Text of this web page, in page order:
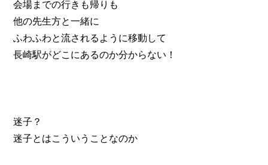
会場までの行きも帰りも
他の先生方と一緒に
ふわふわと流されるように移動して
長崎駅がどこにあるのか分からない！
迷子？
迷子とはこういうことなのか